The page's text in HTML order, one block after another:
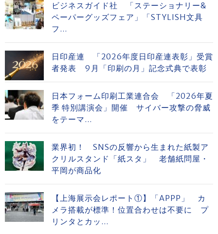
ビジネスガイド社 「ステーショナリー&
ペーパーグッズフェア」「STYLISH文具
フ...
日印産連 「2026年度日印産連表彰」受賞
者発表 9月「印刷の月」記念式典で表彰
日本フォーム印刷工業連合会 「2026年夏
季 特別講演会」開催 サイバー攻撃の脅威
をテーマ...
業界初！ SNSの反響から生まれた紙製ア
クリルスタンド「紙スタ」 老舗紙問屋・
平岡が商品化
【上海展示会レポート①】「APPP」 カ
メラ搭載が標準！位置合わせは不要に プ
リンタとカッ...